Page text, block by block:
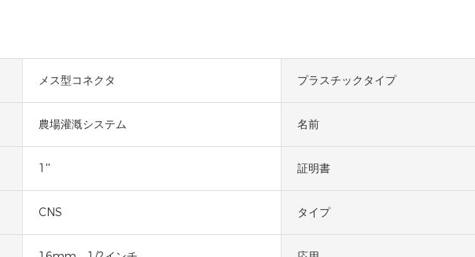
メス型コネクタ プラスチックタイプ
農場灌漑システム 名前
1'' 証明書
CNS タイプ